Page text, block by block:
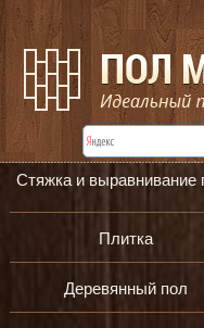
Стяжка и выравнивание
Плитка
Деревянный пол